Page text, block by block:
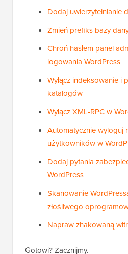
Dodaj uwierzytelnianie
Zmień prefiks bazy
Chroń hasłem panel
logowania WordPress
Wyłącz indeksowanie i
katalogów
Wyłącz XML-RPC w
Automatycznie wyloguj
użytkowników w
Dodaj pytania
WordPress
Skanowanie
złośliwego
Napraw zhakowaną
Gotowi? Zacznijmy.